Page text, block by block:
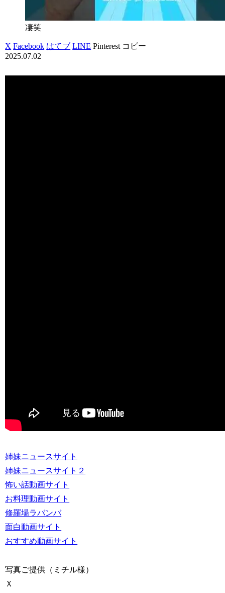
凄笑
X Facebook はてブ LINE Pinterest コピー
2025.07.02
姉妹ニュースサイト
姉妹ニュースサイト２
怖い話動画サイト
お料理動画サイト
修羅場ラバンバ
面白動画サイト
おすすめ動画サイト
写真ご提供（ミチル様）
Ｘ